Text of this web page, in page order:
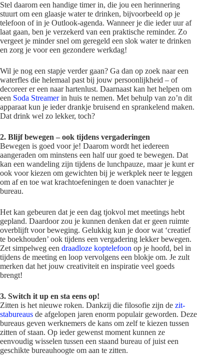
Stel daarom een handige timer in, die jou een herinnering
stuurt om een glaasje water te drinken, bijvoorbeeld op je
telefoon of in je Outlook-agenda. Wanneer je die ieder uur af
laat gaan, ben je verzekerd van een praktische reminder. Zo
vergeet je minder snel om geregeld een slok water te drinken
en zorg je voor een gezondere werkdag!
Wil je nog een stapje verder gaan? Ga dan op zoek naar een
waterfles die helemaal past bij jouw persoonlijkheid – of
decoreer er een naar hartenlust. Daarnaast kan het helpen om
een Soda Streamerin huis te nemen. Met behulp van zo’n dit
apparaat kun je ieder drankje bruisend en sprankelend maken.
Dat drink wel zo lekker, toch?
2. Blijf bewegen – ook tijdens vergaderingen
Bewegen is goed voor je! Daarom wordt het iedereen
aangeraden om minstens een half uur goed te bewegen. Dat
kan een wandeling zijn tijdens de lunchpauze, maar je kunt er
ook voor kiezen om gewichten bij je werkplek neer te leggen
om af en toe wat krachtoefeningen te doen vanachter je
bureau.
Het kan gebeuren dat je een dag tjokvol met meetings hebt
gepland. Daardoor zou je kunnen denken dat er geen ruimte
overblijft voor beweging. Gelukkig kun je door wat ‘creatief
te boekhouden’ ook tijdens een vergadering lekker bewegen.
Zet simpelweg een draadloze koptelefoon op je hoofd, bel in
tijdens de meeting en loop vervolgens een blokje om. Je zult
merken dat het jouw creativiteit en inspiratie veel goeds
brengt!
3. Switch it up en sta eens op!
Zitten is het nieuwe roken. Dankzij die filosofie zijn de zit-
stabureaus de afgelopen jaren enorm populair geworden. Deze
bureaus geven werknemers de kans om zelf te kiezen tussen
zitten of staan. Op ieder gewenst moment kunnen ze
eenvoudig wisselen tussen een staand bureau of juist een
geschikte bureauhoogte om aan te zitten.